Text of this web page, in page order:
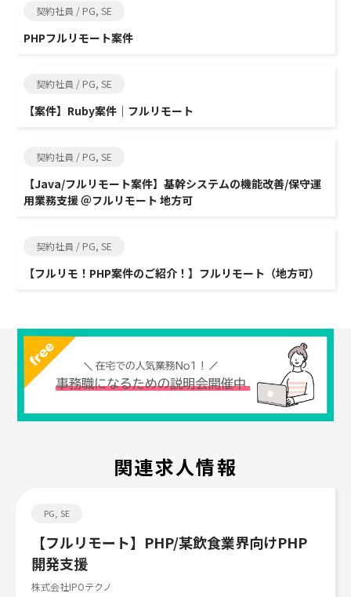
契約社員 / PG, SE
PHPフルリモート案件
契約社員 / PG, SE
【案件】Ruby案件｜フルリモート
契約社員 / PG, SE
【Java/フルリモート案件】基幹システムの機能改善/保守運
用業務支援 ＠フルリモート 地方可
契約社員 / PG, SE
【フルリモ！PHP案件のご紹介！】フルリモート（地方可）
関連求人情報
Job search
PG, SE
【フルリモート】PHP/某飲食業界向けPHP
開発支援
株式会社IPOテクノ